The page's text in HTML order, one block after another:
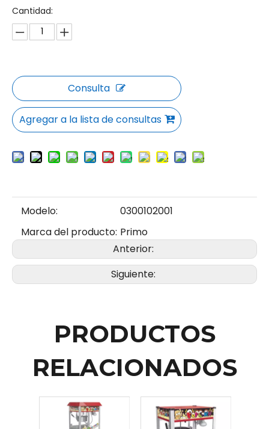
Cantidad:
Consulta
Agregar a la lista de consultas
Modelo:
0300102001
Marca del producto: Primo
Anterior:
Siguiente:
PRODUCTOS
RELACIONADOS